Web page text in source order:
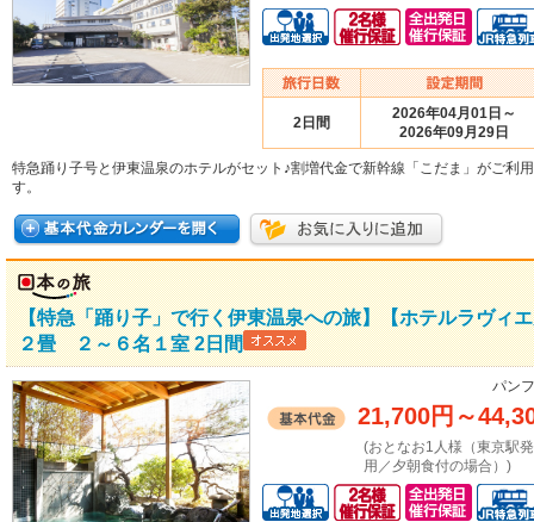
2日間
2026年04月01日～
2026年09月29日
特急踊り子号と伊東温泉のホテルがセット♪割増代金で新幹線「こだま」がご利
す。
【特急「踊り子」で行く伊東温泉への旅】【ホテルラヴィ
２畳 ２～６名１室 2日間
パン
21,700円 ～
(おとなお1人様（東京駅
用／夕朝食付の場合）)